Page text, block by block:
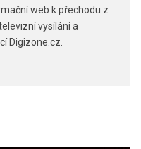
web k přechodu z
vysílání a
Digizone.cz.